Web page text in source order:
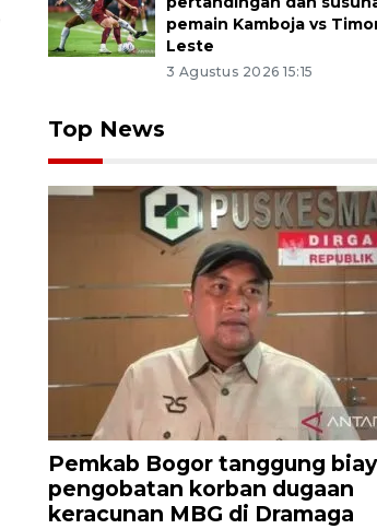
pemain Kamboja vs
Leste
3 Agustus 2026 15:15
Top News
Pemkab Bogor tanggung
pengobatan korban dugaan
keracunan MBG di Dramaga